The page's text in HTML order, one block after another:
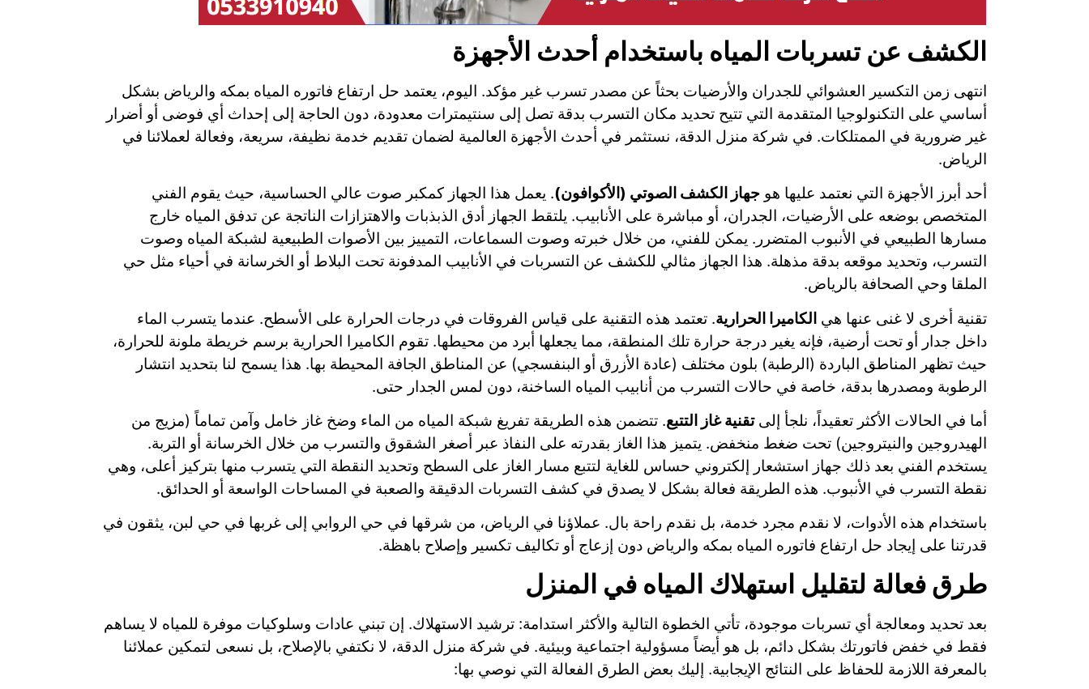
الكشف عن تسربات المياه باستخدام أحدث الأجهزة
انتهى زمن التكسير العشوائي للجدران والأرضيات بحثاً عن مصدر تسرب غير مؤكد. اليوم، يعتمد حل ارتفاع فاتوره المياه بمكه والرياض بشكل
أساسي على التكنولوجيا المتقدمة التي تتيح تحديد مكان التسرب بدقة تصل إلى سنتيمترات معدودة، دون الحاجة إلى إحداث أي فوضى أو أضرار
غير ضرورية في الممتلكات. في شركة منزل الدقة، نستثمر في أحدث الأجهزة العالمية لضمان تقديم خدمة نظيفة، سريعة، وفعالة لعملائنا في
الرياض.
أحد أبرز الأجهزة التي نعتمد عليها هوجهاز الكشف الصوتي (الأكوافون). يعمل هذا الجهاز كمكبر صوت عالي الحساسية، حيث يقوم الفني
المتخصص بوضعه على الأرضيات، الجدران، أو مباشرة على الأنابيب. يلتقط الجهاز أدق الذبذبات والاهتزازات الناتجة عن تدفق المياه خارج
مسارها الطبيعي في الأنبوب المتضرر. يمكن للفني، من خلال خبرته وصوت السماعات، التمييز بين الأصوات الطبيعية لشبكة المياه وصوت
التسرب، وتحديد موقعه بدقة مذهلة. هذا الجهاز مثالي للكشف عن التسربات في الأنابيب المدفونة تحت البلاط أو الخرسانة في أحياء مثل حي
الملقا وحي الصحافة بالرياض.
تقنية أخرى لا غنى عنها هي الكاميرا الحرارية. تعتمد هذه التقنية على قياس الفروقات في درجات الحرارة على الأسطح. عندما يتسرب الماء
داخل جدار أو تحت أرضية، فإنه يغير درجة حرارة تلك المنطقة، مما يجعلها أبرد من محيطها. تقوم الكاميرا الحرارية برسم خريطة ملونة للحرارة،
حيث تظهر المناطق الباردة (الرطبة) بلون مختلف (عادة الأزرق أو البنفسجي) عن المناطق الجافة المحيطة بها. هذا يسمح لنا بتحديد انتشار
الرطوبة ومصدرها بدقة، خاصة في حالات التسرب من أنابيب المياه الساخنة، دون لمس الجدار حتى.
أما في الحالات الأكثر تعقيداً، نلجأ إلىتقنية غاز التتبع. تتضمن هذه الطريقة تفريغ شبكة المياه من الماء وضخ غاز خامل وآمن تماماً (مزيج من
الهيدروجين والنيتروجين) تحت ضغط منخفض. يتميز هذا الغاز بقدرته على النفاذ عبر أصغر الشقوق والتسرب من خلال الخرسانة أو التربة.
يستخدم الفني بعد ذلك جهاز استشعار إلكتروني حساس للغاية لتتبع مسار الغاز على السطح وتحديد النقطة التي يتسرب منها بتركيز أعلى، وهي
نقطة التسرب في الأنبوب. هذه الطريقة فعالة بشكل لا يصدق في كشف التسربات الدقيقة والصعبة في المساحات الواسعة أو الحدائق.
باستخدام هذه الأدوات، لا نقدم مجرد خدمة، بل نقدم راحة بال. عملاؤنا في الرياض، من شرقها في حي الروابي إلى غربها في حي لبن، يثقون في
قدرتنا على إيجاد حل ارتفاع فاتوره المياه بمكه والرياض دون إزعاج أو تكاليف تكسير وإصلاح باهظة.
طرق فعالة لتقليل استهلاك المياه في المنزل
بعد تحديد ومعالجة أي تسربات موجودة، تأتي الخطوة التالية والأكثر استدامة: ترشيد الاستهلاك. إن تبني عادات وسلوكيات موفرة للمياه لا يساهم
فقط في خفض فاتورتك بشكل دائم، بل هو أيضاً مسؤولية اجتماعية وبيئية. في شركة منزل الدقة، لا نكتفي بالإصلاح، بل نسعى لتمكين عملائنا
بالمعرفة اللازمة للحفاظ على النتائج الإيجابية. إليك بعض الطرق الفعالة التي نوصي بها: